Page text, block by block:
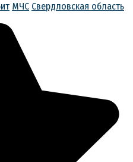
МЧС Свердловская область